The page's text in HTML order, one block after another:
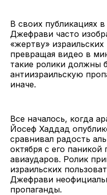
В своих публикациях
Джефрави часто
«жертву»
превращая видео в
такие ролики должны
антиизраильскую
иначе.
Все началось, когда
Йосеф Хаддад
сравнивал радость
октября с его паникой
авиаударов. Ролик
израильских
Джефрави
пропаганды.